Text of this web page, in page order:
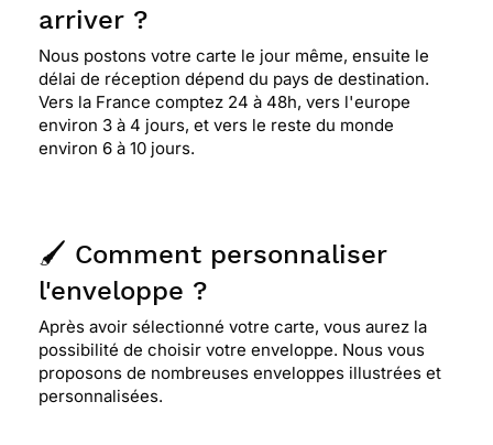
arriver ?
Nous postons votre carte le jour même, ensuite le
délai de réception dépend du pays de destination.
Vers la France comptez 24 à 48h, vers l'europe
environ 3 à 4 jours, et vers le reste du monde
environ 6 à 10 jours.
🖌️ Comment personnaliser
l'enveloppe ?
Après avoir sélectionné votre carte, vous aurez la
possibilité de choisir votre enveloppe. Nous vous
proposons de nombreuses enveloppes illustrées et
personnalisées.